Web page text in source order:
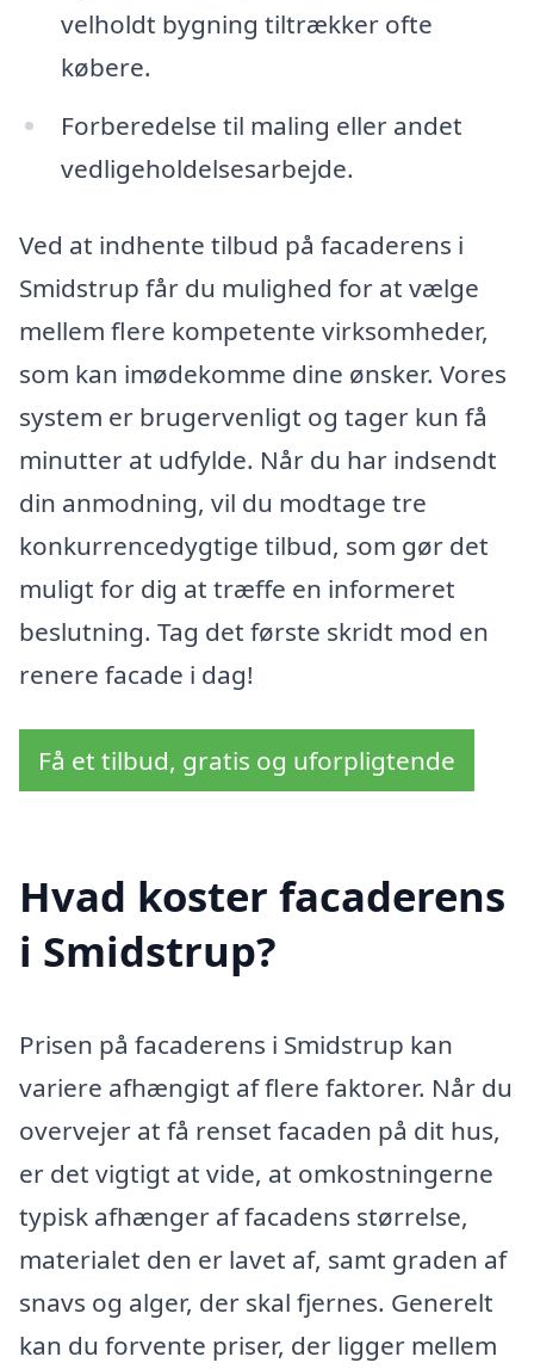
velholdt bygning tiltrækker ofte
købere.
Forberedelse til maling eller andet
vedligeholdelsesarbejde.
Ved at indhente tilbud på facaderens i
Smidstrup får du mulighed for at vælge
mellem flere kompetente virksomheder,
som kan imødekomme dine ønsker. Vores
system er brugervenligt og tager kun få
minutter at udfylde. Når du har indsendt
din anmodning, vil du modtage tre
konkurrencedygtige tilbud, som gør det
muligt for dig at træffe en informeret
beslutning. Tag det første skridt mod en
renere facade i dag!
Få et tilbud, gratis og uforpligtende
Hvad koster facaderens
i Smidstrup?
Prisen på facaderens i Smidstrup kan
variere afhængigt af flere faktorer. Når du
overvejer at få renset facaden på dit hus,
er det vigtigt at vide, at omkostningerne
typisk afhænger af facadens størrelse,
materialet den er lavet af, samt graden af
snavs og alger, der skal fjernes. Generelt
kan du forvente priser, der ligger mellem